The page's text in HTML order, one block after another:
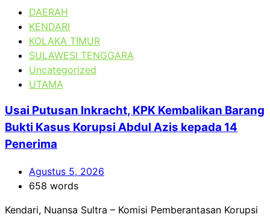
DAERAH
KENDARI
KOLAKA TIMUR
SULAWESI TENGGARA
Uncategorized
UTAMA
Usai Putusan Inkracht, KPK Kembalikan Barang
Bukti Kasus Korupsi Abdul Azis kepada 14
Penerima
Agustus 5, 2026
658 words
Kendari, Nuansa Sultra – Komisi Pemberantasan Korupsi